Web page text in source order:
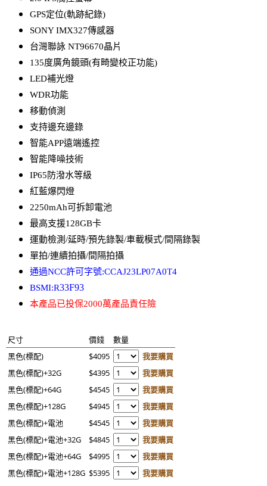
GPS定位(軌跡紀錄)
SONY IMX327傳感器
台灣聯詠 NT96670晶片
135度廣角鏡頭(有畸變校正功能)
LED補光燈
WDR功能
移動偵測
支持邊充邊錄
智能APP遠端遙控
智能降噪技術
IP65防潑水等級
紅藍爆閃燈
2250mAh可拆卸電池
最高支援128GB卡
運動檢測/延時/預先錄製/車載模式/間隔錄製
單拍/連續拍攝/間隔拍攝
通過NCC許可字號:CCAJ23LP07A0T4
BSMI:R33F93
本產品已投保2000萬產品責任險
尺寸 價錢
數量
黑色(標配)
$4095
我要購買
黑色(標配)+32G
$4395
我要購買
黑色(標配)+64G
$4545
我要購買
黑色(標配)+128G
$4945
我要購買
黑色(標配)+電池
$4545
我要購買
黑色(標配)+電池+32G
$4845
我要購買
黑色(標配)+電池+64G
$4995
我要購買
黑色(標配)+電池+128G $5395 我要購買